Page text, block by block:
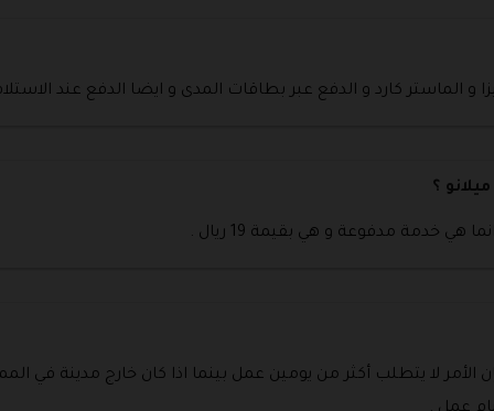
الماستر كارد و الدفع عبر بطاقات المدى و ايضا الدفع عند
؟
خدمة مدفوعة و هي بقيمة 19 ريال .
لا يتطلب أكثر من يومين عمل بينما اذا كان خارج مدينة في